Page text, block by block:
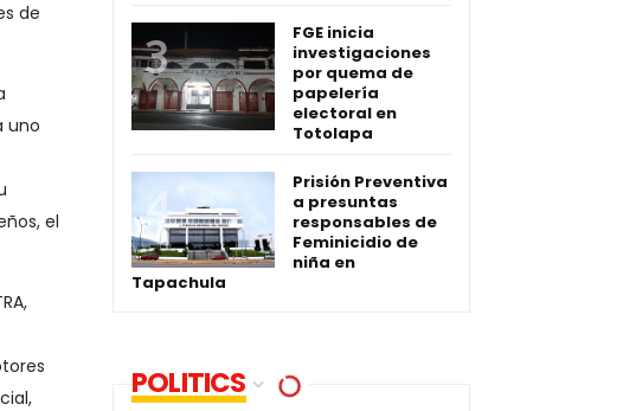
de
uno
el
FGE inicia
investigaciones
por quema de
papelería
electoral en
Totolapa
Prisión Preventiva
a presuntas
responsables de
Feminicidio de
niña en
Tapachula
POLITICS